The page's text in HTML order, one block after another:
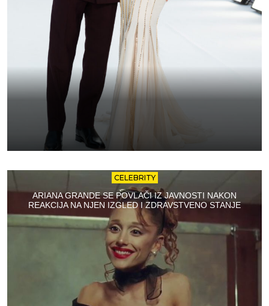
CELEBRITY
ARIANA GRANDE SE POVLAČI IZ JAVNOSTI NAKON
REAKCIJA NA NJEN IZGLED I ZDRAVSTVENO STANJE